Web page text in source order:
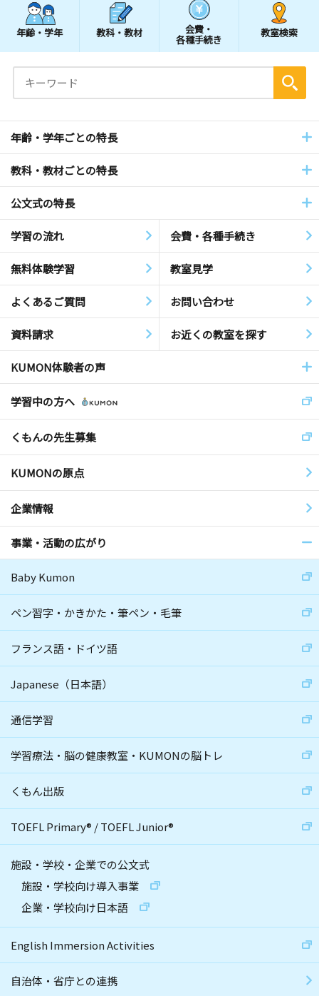
年齢・学年 教科・教材 会費・
各種手続き
教室検索
年齢・学年ごとの特長
教科・教材ごとの特長
公文式の特長
学習の流れ 会費・各種手続き
無料体験学習 教室見学
よくあるご質問 お問い合わせ
資料請求 お近くの教室を探す
KUMON体験者の声
学習中の方へ
くもんの先生募集
KUMONの原点
企業情報
事業・活動の広がり
Baby Kumon
ペン習字・かきかた・筆ペン・毛筆
フランス語・ドイツ語
Japanese（日本語）
通信学習
学習療法・脳の健康教室・KUMONの脳トレ
くもん出版
TOEFL Primary® /TOEFL Junior®
施設・学校・企業での公文式
施設・学校向け導入事業
企業・学校向け日本語
English Immersion Activities
自治体・省庁との連携